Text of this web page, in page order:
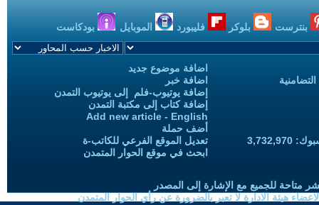
بنترست بلوكر فليبورد الموبايل بودكاست
اضافة موضوع جديد
اضافة خبر
إضافة يوتيوب-فلم إلى يوتيوب التمدن
إضافة كتاب إلى مكتبة التمدن
Add new article - English
أضف حملة
تعديل الموقع الفرعي للكاتب-ة
ابحث في موقع الحوار المتمدن
متاحة للجميع مع الإشارة إلى المصدر
هيئة الادارة لا تعبر بالضرورة عن رأي الحوار المتمدن